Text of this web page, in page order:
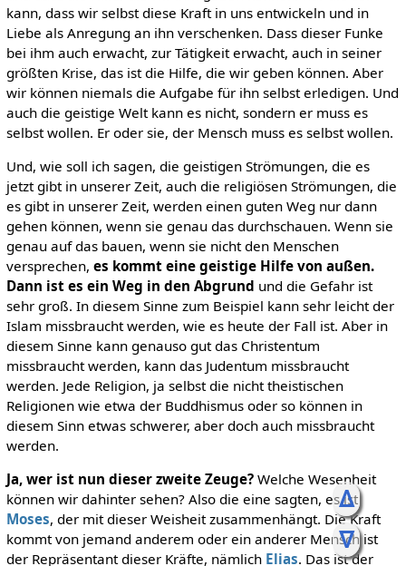
ᐃ
ᐁ
kann, dass wir selbst diese Kraft in uns entwickeln und in
Liebe als Anregung an ihn verschenken. Dass dieser Funke
bei ihm auch erwacht, zur Tätigkeit erwacht, auch in seiner
größten Krise, das ist die Hilfe, die wir geben können. Aber
wir können niemals die Aufgabe für ihn selbst erledigen. Und
auch die geistige Welt kann es nicht, sondern er muss es
selbst wollen. Er oder sie, der Mensch muss es selbst wollen.
Und, wie soll ich sagen, die geistigen Strömungen, die es
jetzt gibt in unserer Zeit, auch die religiösen Strömungen, die
es gibt in unserer Zeit, werden einen guten Weg nur dann
gehen können, wenn sie genau das durchschauen. Wenn sie
genau auf das bauen, wenn sie nicht den Menschen
versprechen, es kommt eine geistige Hilfe von außen.
Dann ist es ein Weg in den Abgrund und die Gefahr ist
sehr groß. In diesem Sinne zum Beispiel kann sehr leicht der
Islam missbraucht werden, wie es heute der Fall ist. Aber in
diesem Sinne kann genauso gut das Christentum
missbraucht werden, kann das Judentum missbraucht
werden. Jede Religion, ja selbst die nicht theistischen
Religionen wie etwa der Buddhismus oder so können in
diesem Sinn etwas schwerer, aber doch auch missbraucht
werden.
Ja, wer ist nun dieser zweite Zeuge?Welche Wesenheit
können wir dahinter sehen? Also die eine sagten, es ist
Moses, der mit dieser Weisheit zusammenhängt. Die Kraft
kommt von jemand anderem oder ein anderer Mensch ist
der Repräsentant dieser Kräfte, nämlich Elias. Das ist der